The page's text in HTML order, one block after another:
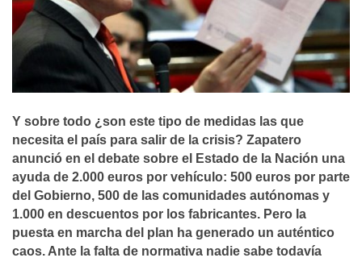
Y sobre todo ¿son este tipo de medidas las que
necesita el paí­s para salir de la crisis? Zapatero
anunció en el debate sobre el Estado de la Nación una
ayuda de 2.000 euros por vehí­culo: 500 euros por parte
del Gobierno, 500 de las comunidades autónomas y
1.000 en descuentos por los fabricantes. Pero la
puesta en marcha del plan ha generado un auténtico
caos. Ante la falta de normativa nadie sabe todaví­a